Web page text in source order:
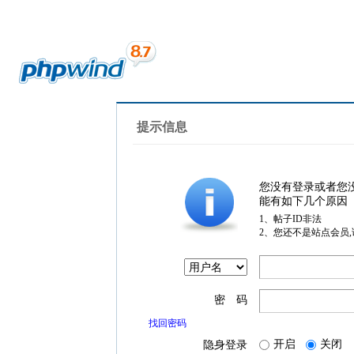
提示信息
您没有登录或者您
能有如下几个原因
1、帖子ID非法
2、您还不是站点会员
密 码
找回密码
隐身登录 开启 关闭